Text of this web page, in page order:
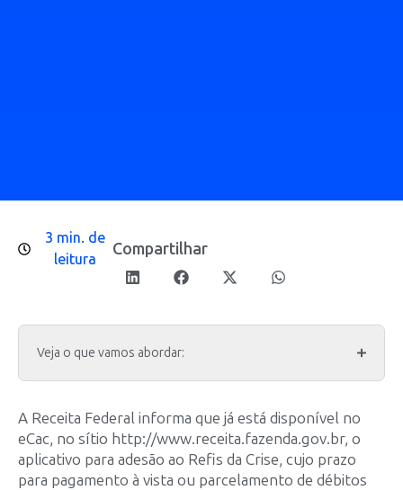
3 min. de
leitura
Compartilhar
Veja o que vamos abordar:
A Receita Federal informa que já está disponível no
eCac, no sítio http://www.receita.fazenda.gov.br, o
aplicativo para adesão ao Refis da Crise, cujo prazo
para pagamento à vista ou parcelamento de débitos